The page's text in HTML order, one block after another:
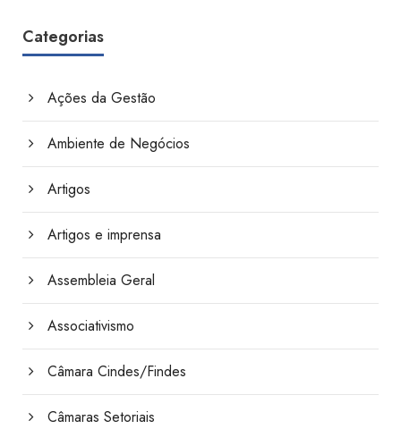
Categorias
Ações da Gestão
Ambiente de Negócios
Artigos
Artigos e imprensa
Assembleia Geral
Associativismo
Câmara Cindes/Findes
Câmaras Setoriais